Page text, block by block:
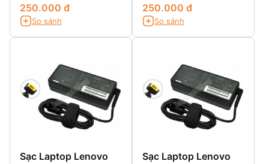
250.000 đ
So sánh
250.000 đ
So sánh
Sạc Laptop Lenovo
Sạc Laptop Lenovo